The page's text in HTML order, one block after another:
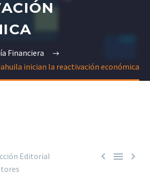
Financiera
inician la reactivación económica
  
Editorial